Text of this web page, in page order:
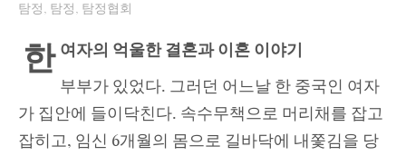
탐정, 탐정, 탐정협회
한 여자의 억울한 결혼과 이혼 이야기
부부가 있었다. 그러던 어느날 한 중국인 여자
가 집안에 들이닥친다. 속수무책으로 머리채를 잡고
잡히고, 임신 6개월의 몸으로 길바닥에 내쫓김을 당